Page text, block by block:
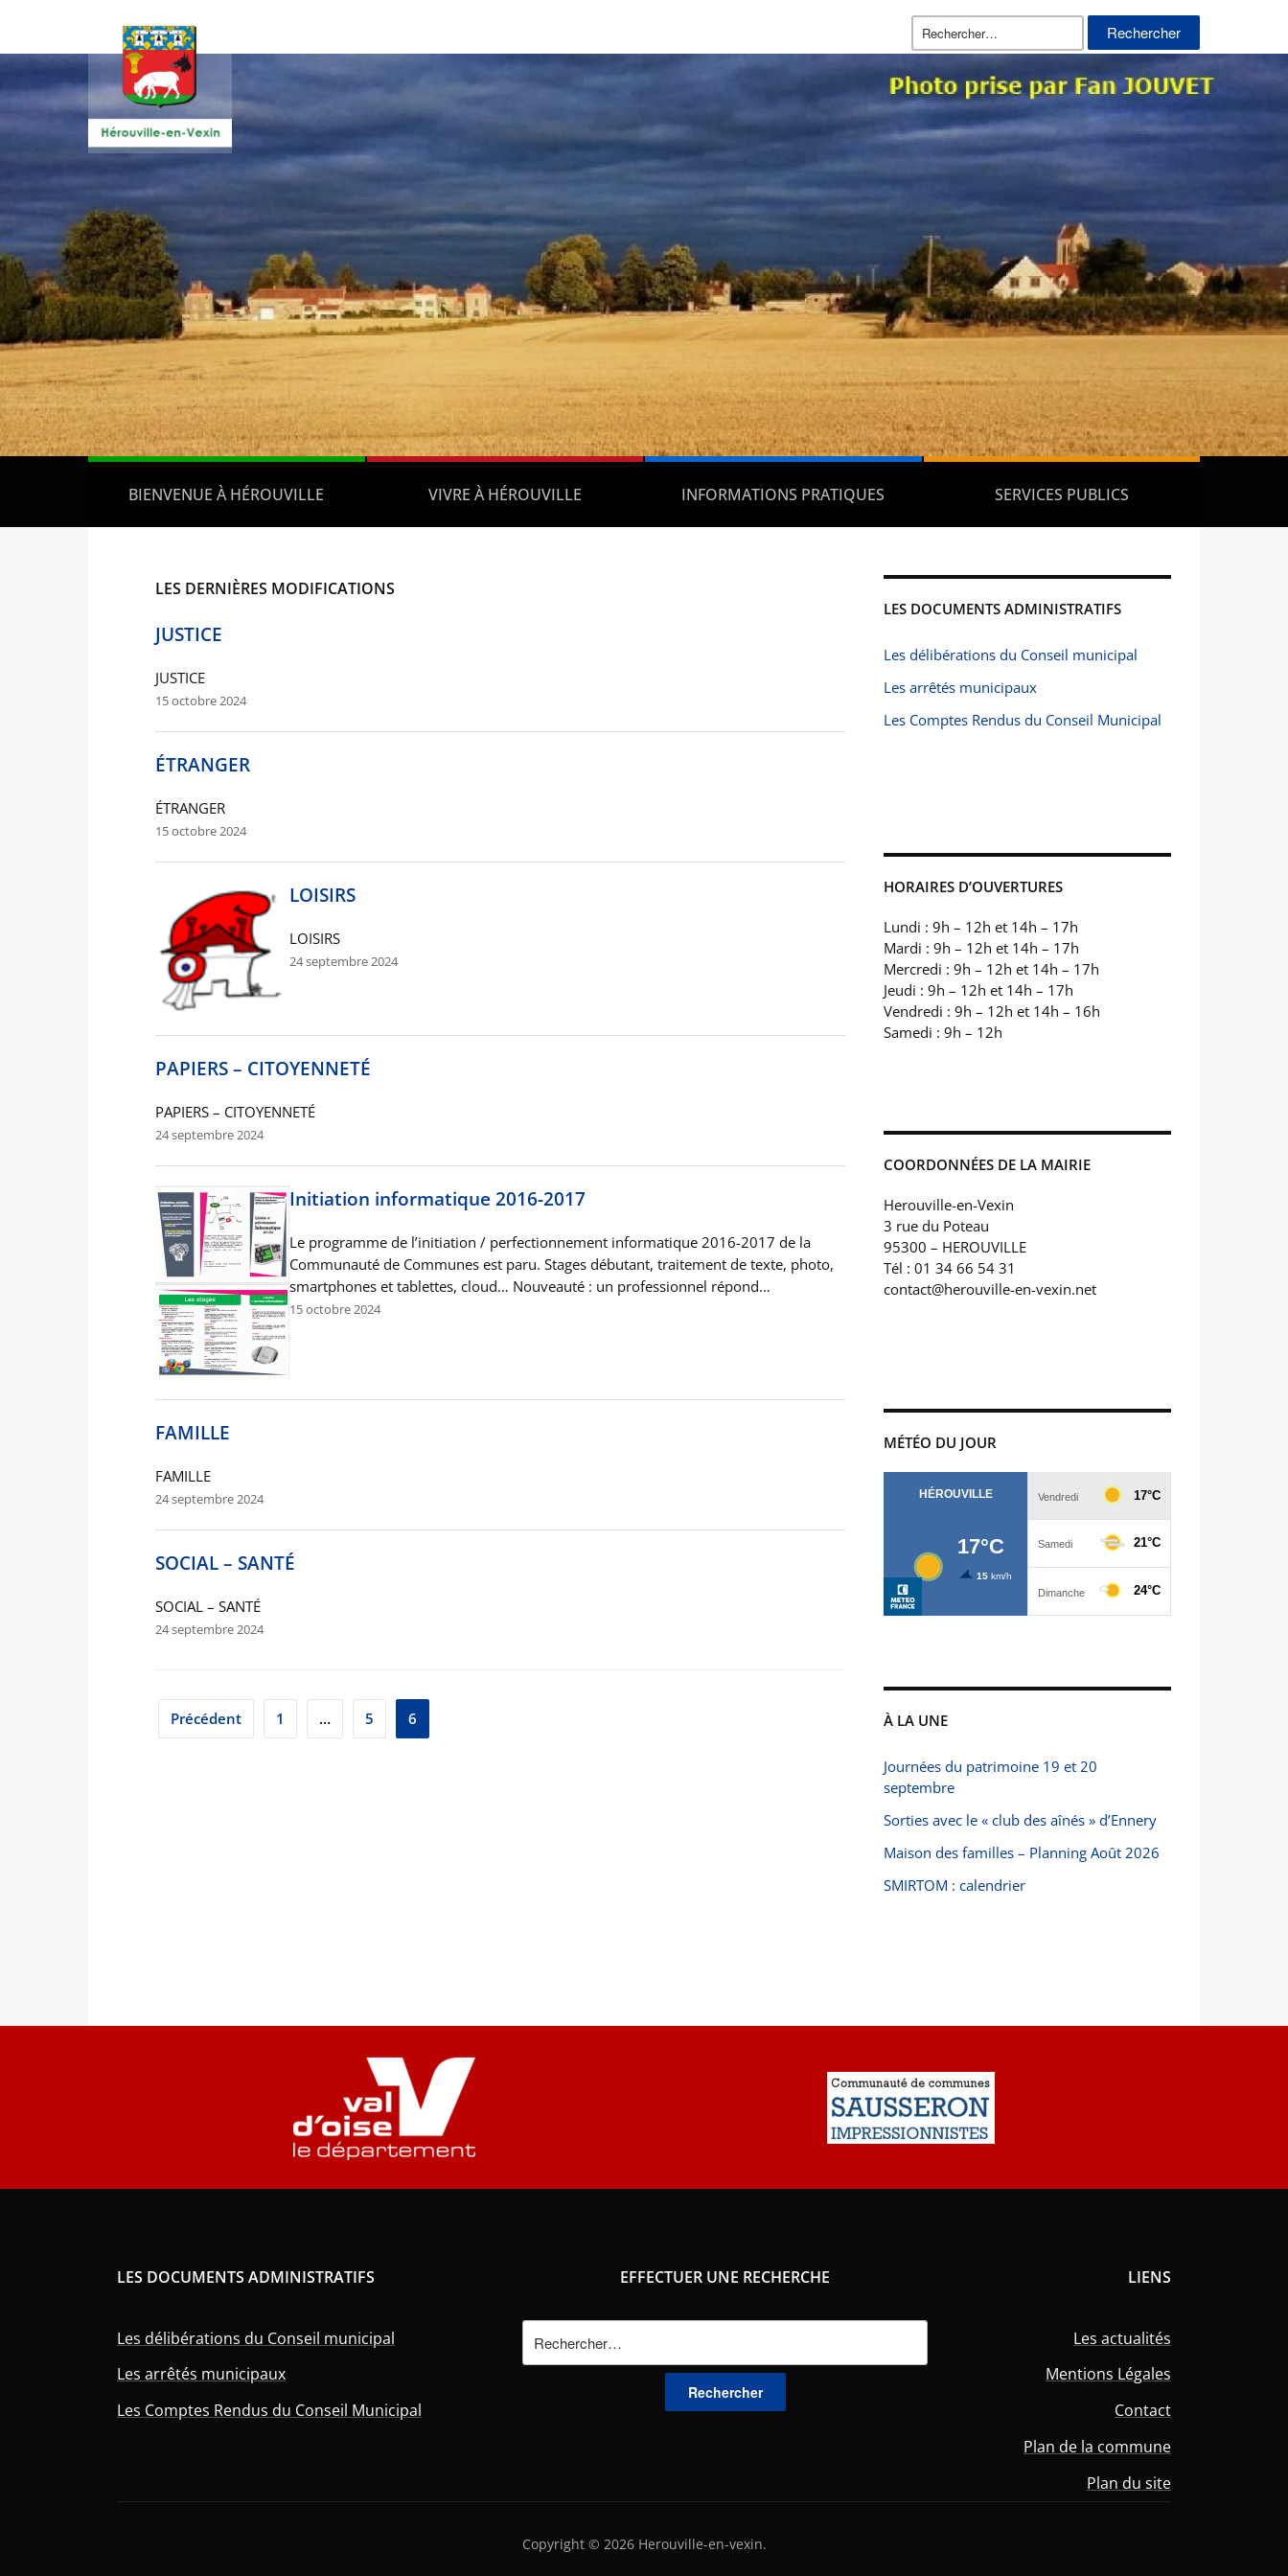
Rechercher :
BIENVENUE À HÉROUVILLE VIVRE À HÉROUVILLE INFORMATIONS PRATIQUES SERVICES PUBLICS
LES DERNIÈRES MODIFICATIONS
JUSTICE
JUSTICE
15 octobre 2024
ÉTRANGER
ÉTRANGER
15 octobre 2024
LOISIRS
LOISIRS
24 septembre 2024
PAPIERS – CITOYENNETÉ
PAPIERS – CITOYENNETÉ
24 septembre 2024
Initiation informatique 2016-2017
Le programme de l’initiation / perfectionnement informatique 2016-2017 de la
Communauté de Communes est paru. Stages débutant, traitement de texte, photo,
smartphones et tablettes, cloud… Nouveauté : un professionnel répond…
15 octobre 2024
FAMILLE
FAMILLE
24 septembre 2024
SOCIAL – SANTÉ
SOCIAL – SANTÉ
24 septembre 2024
Pagination
Précédent 1 … 5 6
LES DOCUMENTS ADMINISTRATIFS
Les délibérations du Conseil municipal
Les arrêtés municipaux
Les Comptes Rendus du Conseil Municipal
HORAIRES D’OUVERTURES
Lundi : 9h – 12h et 14h – 17h
Mardi : 9h – 12h et 14h – 17h
Mercredi : 9h – 12h et 14h – 17h
Jeudi : 9h – 12h et 14h – 17h
Vendredi : 9h – 12h et 14h – 16h
Samedi : 9h – 12h
COORDONNÉES DE LA MAIRIE
Herouville-en-Vexin
3 rue du Poteau
95300 – HEROUVILLE
Tél : 01 34 66 54 31
contact@herouville-en-vexin.net
MÉTÉO DU JOUR
À LA UNE
Journées du patrimoine 19 et 20
septembre
Sorties avec le « club des aînés » d’Ennery
Maison des familles – Planning Août 2026
SMIRTOM : calendrier
LES DOCUMENTS ADMINISTRATIFS
Les délibérations du Conseil municipal
Les arrêtés municipaux
Les Comptes Rendus du Conseil Municipal
EFFECTUER UNE RECHERCHE LIENS
Les actualités
Mentions Légales
Contact
Plan de la commune
Plan du site
Copyright © 2026 Herouville-en-vexin.